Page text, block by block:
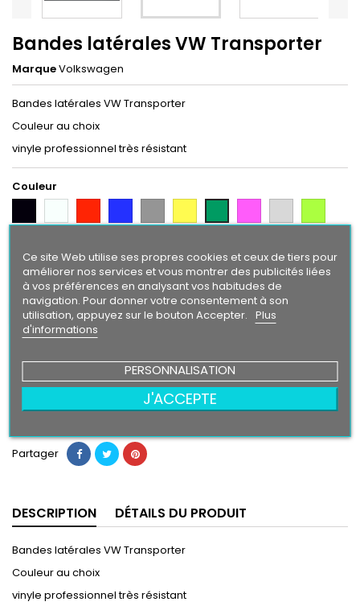
Bandes latérales VW Transporter
MarqueVolkswagen
Bandes latérales VW Transporter
Couleur au choix
vinyle professionnel très résistant
Couleur
ArgentCitron
Intense
Finition
Brillant
Mat
49,90 €
 Ajouter au panier
Partager
DESCRIPTION DÉTAILS DU PRODUIT
Bandes latérales VW Transporter
Couleur au choix
vinyle professionnel très résistant
Ce site Web utilise ses propres cookies et ceux de tiers pour
améliorer nos services et vous montrer des publicités liées
à vos préférences en analysant vos habitudes de
navigation. Pour donner votre consentement à son
utilisation, appuyez sur le bouton Accepter. Plus
d'informations
PERSONNALISATION
J'ACCEPTE